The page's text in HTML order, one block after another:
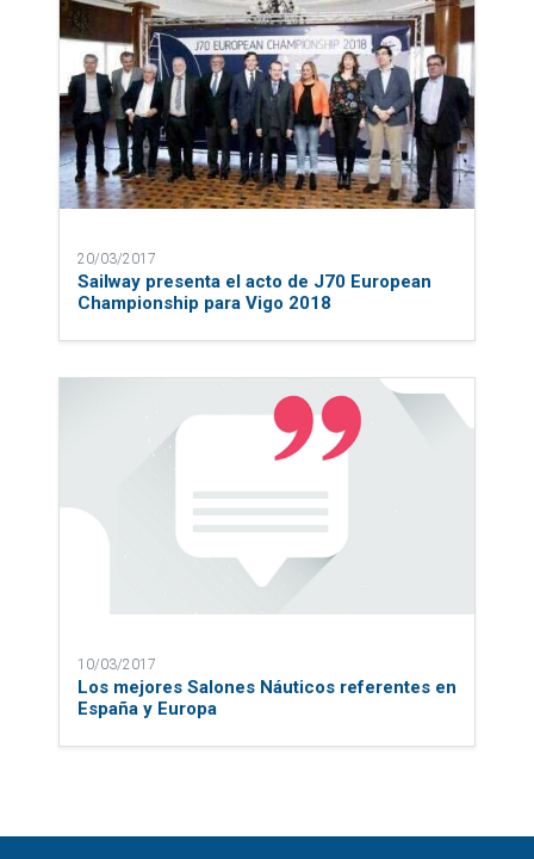
20/03/2017
Sailway presenta el acto de J70 European
Championship para Vigo 2018
10/03/2017
Los mejores Salones Náuticos referentes en
España y Europa